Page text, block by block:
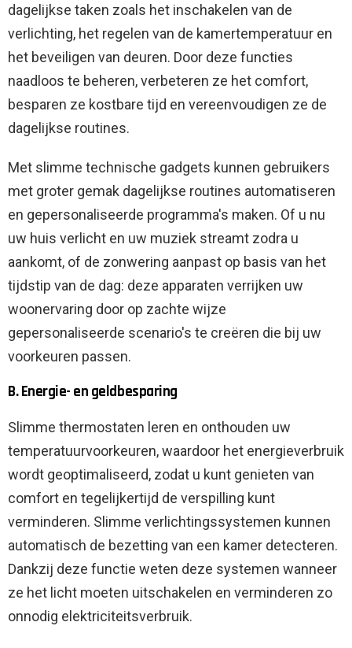
dagelijkse taken zoals het inschakelen van de
verlichting, het regelen van de kamertemperatuur en
het beveiligen van deuren. Door deze functies
naadloos te beheren, verbeteren ze het comfort,
besparen ze kostbare tijd en vereenvoudigen ze de
dagelijkse routines.
Met slimme technische gadgets kunnen gebruikers
met groter gemak dagelijkse routines automatiseren
en gepersonaliseerde programma's maken. Of u nu
uw huis verlicht en uw muziek streamt zodra u
aankomt, of de zonwering aanpast op basis van het
tijdstip van de dag: deze apparaten verrijken uw
woonervaring door op zachte wijze
gepersonaliseerde scenario's te creëren die bij uw
voorkeuren passen.
B. Energie- en geldbesparing
Slimme thermostaten leren en onthouden uw
temperatuurvoorkeuren, waardoor het energieverbruik
wordt geoptimaliseerd, zodat u kunt genieten van
comfort en tegelijkertijd de verspilling kunt
verminderen. Slimme verlichtingssystemen kunnen
automatisch de bezetting van een kamer detecteren.
Dankzij deze functie weten deze systemen wanneer
ze het licht moeten uitschakelen en verminderen zo
onnodig elektriciteitsverbruik.